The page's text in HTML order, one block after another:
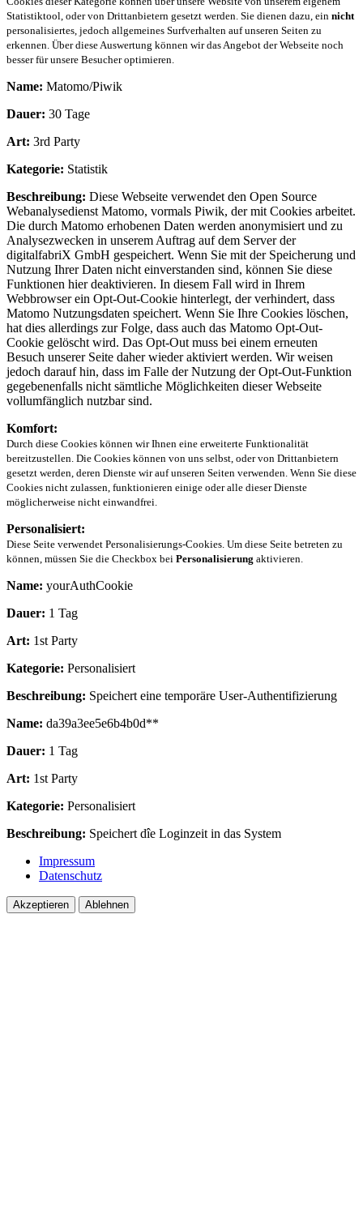
Statistiktool, oder von Drittanbietern gesetzt werden. Sie dienen dazu, ein nicht
personalisiertes, jedoch allgemeines Surfverhalten auf unseren Seiten zu
erkennen. Über diese Auswertung können wir das Angebot der Webseite noch
besser für unsere Besucher optimieren.
Name: Matomo/Piwik
Dauer: 30 Tage
Art: 3rd Party
Kategorie: Statistik
Beschreibung: Diese Webseite verwendet den Open Source
Webanalysedienst Matomo, vormals Piwik, der mit Cookies arbeitet.
Die durch Matomo erhobenen Daten werden anonymisiert und zu
Analysezwecken in unserem Auftrag auf dem Server der
digitalfabriX GmbH gespeichert. Wenn Sie mit der Speicherung und
Nutzung Ihrer Daten nicht einverstanden sind, können Sie diese
Funktionen hier deaktivieren. In diesem Fall wird in Ihrem
Webbrowser ein Opt-Out-Cookie hinterlegt, der verhindert, dass
Matomo Nutzungsdaten speichert. Wenn Sie Ihre Cookies löschen,
hat dies allerdings zur Folge, dass auch das Matomo Opt-Out-
Cookie gelöscht wird. Das Opt-Out muss bei einem erneuten
Besuch unserer Seite daher wieder aktiviert werden. Wir weisen
jedoch darauf hin, dass im Falle der Nutzung der Opt-Out-Funktion
gegebenenfalls nicht sämtliche Möglichkeiten dieser Webseite
vollumfänglich nutzbar sind.
Komfort:
Durch diese Cookies können wir Ihnen eine erweiterte Funktionalität
bereitzustellen. Die Cookies können von uns selbst, oder von Drittanbietern
gesetzt werden, deren Dienste wir auf unseren Seiten verwenden. Wenn Sie diese
Cookies nicht zulassen, funktionieren einige oder alle dieser Dienste
möglicherweise nicht einwandfrei.
Personalisiert:
Diese Seite verwendet Personalisierungs-Cookies. Um diese Seite betreten zu
können, müssen Sie die Checkbox bei Personalisierung aktivieren.
Name: yourAuthCookie
Dauer: 1 Tag
Art: 1st Party
Kategorie: Personalisiert
Beschreibung: Speichert eine temporäre User-Authentifizierung
Name: da39a3ee5e6b4b0d**
Dauer: 1 Tag
Art: 1st Party
Kategorie: Personalisiert
Beschreibung: Speichert dîe Loginzeit in das System
Impressum
Datenschutz
Akzeptieren Ablehnen